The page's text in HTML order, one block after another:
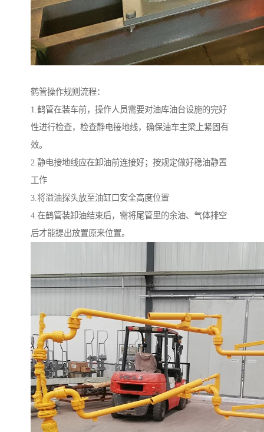
鹤管操作规则流程：
1.鹤管在装车前，操作人员需要对油库油台设施的完好
性进行检查，检查静电接地线，确保油车主梁上紧固有
效。
2.静电接地线应在卸油前连接好；按规定做好稳油静置
工作
3.将溢油探头放至油缸口安全高度位置
4.在鹤管装卸油结束后，需将尾管里的余油、气体排空
后才能提出放置原来位置。